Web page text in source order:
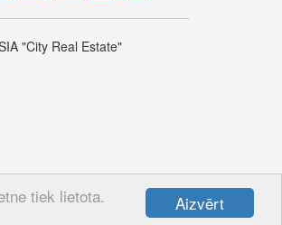
Aizvērt
tiek lietota.
"City Real Estate"